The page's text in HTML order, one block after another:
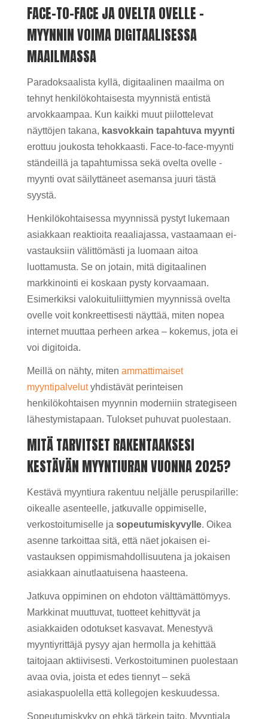
FACE-TO-FACE JA OVELTA OVELLE -
MYYNNIN VOIMA DIGITAALISESSA
MAAILMASSA
Paradoksaalista kyllä, digitaalinen maailma on
tehnyt henkilökohtaisesta myynnistä entistä
arvokkaampaa. Kun kaikki muut piilottelevat
näyttöjen takana, kasvokkain tapahtuva myynti
erottuu joukosta tehokkaasti. Face-to-face-myynti
ständeillä ja tapahtumissa sekä ovelta ovelle -
myynti ovat säilyttäneet asemansa juuri tästä
syystä.
Henkilökohtaisessa myynnissä pystyt lukemaan
asiakkaan reaktioita reaaliajassa, vastaamaan ei-
vastauksiin välittömästi ja luomaan aitoa
luottamusta. Se on jotain, mitä digitaalinen
markkinointi ei koskaan pysty korvaamaan.
Esimerkiksi valokuituliittymien myynnissä ovelta
ovelle voit konkreettisesti näyttää, miten nopea
internet muuttaa perheen arkea – kokemus, jota ei
voi digitoida.
Meillä on nähty, miten ammattimaiset
myyntipalvelutyhdistävät perinteisen
henkilökohtaisen myynnin moderniin strategiseen
lähestymistapaan. Tulokset puhuvat puolestaan.
MITÄ TARVITSET RAKENTAAKSESI
KESTÄVÄN MYYNTIURAN VUONNA 2025?
Kestävä myyntiura rakentuu neljälle peruspilarille:
oikealle asenteelle, jatkuvalle oppimiselle,
verkostoitumiselle ja sopeutumiskyvylle. Oikea
asenne tarkoittaa sitä, että näet jokaisen ei-
vastauksen oppimismahdollisuutena ja jokaisen
asiakkaan ainutlaatuisena haasteena.
Jatkuva oppiminen on ehdoton välttämättömyys.
Markkinat muuttuvat, tuotteet kehittyvät ja
asiakkaiden odotukset kasvavat. Menestyvä
myyntiyrittäjä pysyy ajan hermolla ja kehittää
taitojaan aktiivisesti. Verkostoituminen puolestaan
avaa ovia, joista et edes tiennyt – sekä
asiakaspuolella että kollegojen keskuudessa.
Sopeutumiskyky on ehkä tärkein taito. Myyntiala